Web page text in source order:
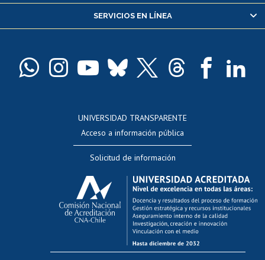
Pago de arancel y crédito alumnos
Docentes
Perfeccionamiento
Editar Portafolio Académico
Evaluación docente
Calificación académica
Postulación al AUCAI
Funcionarias/os
Cursos internos de capacitación
Bienestar del personal
SERVICIOS EN LÍNEA
UNIVERSIDAD TRANSPARENTE
Acceso a información pública
Solicitud de información